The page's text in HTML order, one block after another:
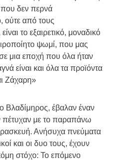
δεν περνά
ούτε από τους
το εξαιρετικό, μοναδικό
ψωμί, που μας
μια εποχή που όλα ήταν
είναι και όλα τα προϊόντα
Ζάχαρη»
Βλαδίμηρος, έβαλαν έναν
πέτυχαν με το παραπάνω
Ανήσυχα πνεύματα
και οι δυο τους, έχουν
στόχο: Το επόμενο